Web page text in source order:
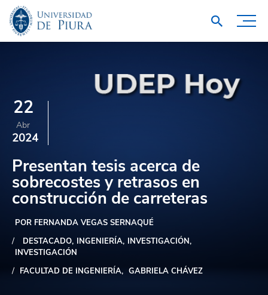
22
Abr
2024
Presentan tesis acerca de
sobrecostes y retrasos en
construcción de carreteras
POR FERNANDA VEGAS SERNAQUÉ
DESTACADO INGENIERÍA INVESTIGACIÓN
INVESTIGACIÓN
FACULTAD DE INGENIERÍA
GABRIELA CHÁVEZ